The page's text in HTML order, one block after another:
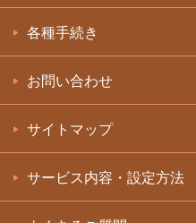
各種手続き
お問い合わせ
サイトマップ
サービス内容・設定方法